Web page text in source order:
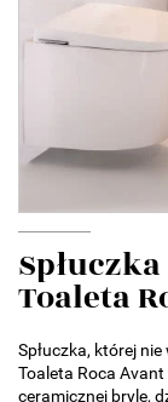
Toaleta
Spłuczka, której
Toaleta Roca Avant
ceramicznej bryle,